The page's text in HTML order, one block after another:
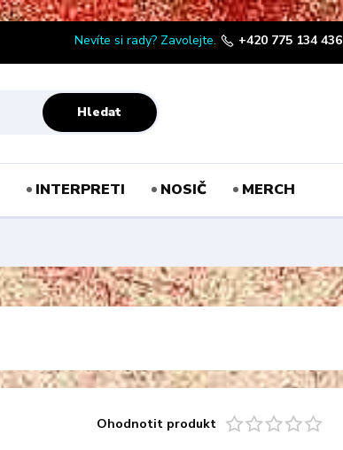
Hledat
Nevíte si rady? Zavolejte. +420 775 134 436
INTERPRETI NOSIČ MERCH
Ohodnotit produkt